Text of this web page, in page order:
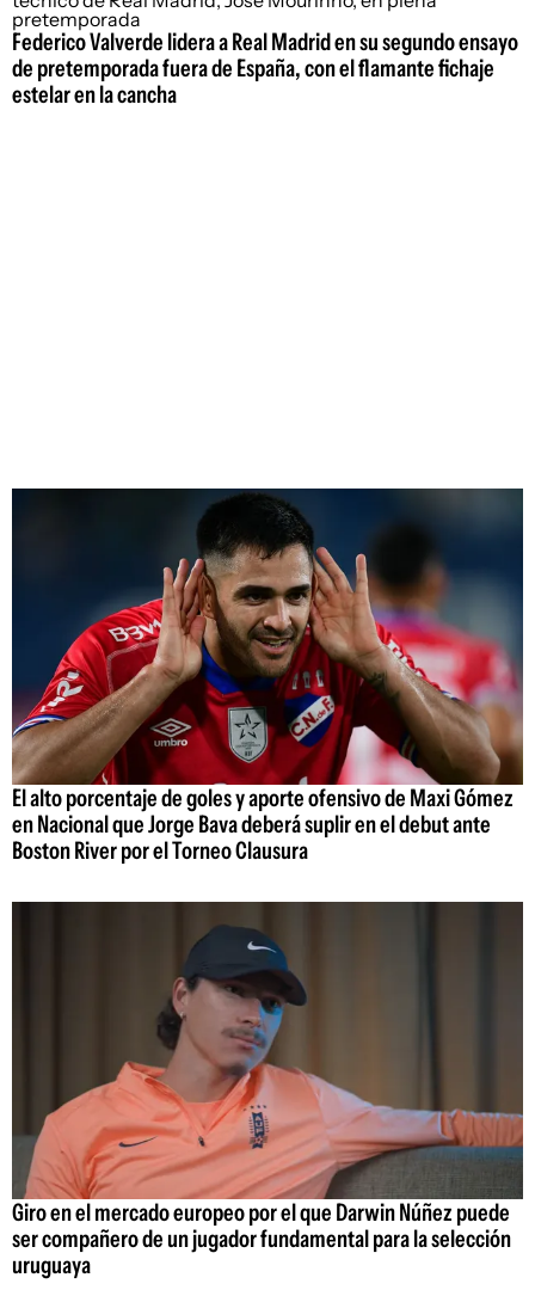
Federico Valverde lidera a Real Madrid en su segundo ensayo
de pretemporada fuera de España, con el flamante fichaje
estelar en la cancha
El alto porcentaje de goles y aporte ofensivo de Maxi Gómez
en Nacional que Jorge Bava deberá suplir en el debut ante
Boston River por el Torneo Clausura
Giro en el mercado europeo por el que Darwin Núñez puede
ser compañero de un jugador fundamental para la selección
uruguaya